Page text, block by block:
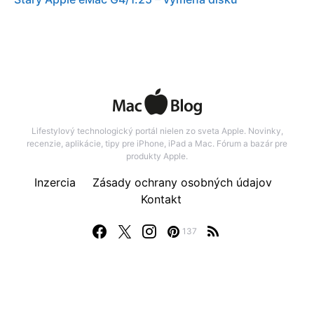
Lifestylový technologický portál nielen zo sveta Apple. Novinky,
recenzie, aplikácie, tipy pre iPhone, iPad a Mac. Fórum a bazár pre
produkty Apple.
137
Inzercia
Zásady ochrany osobných údajov
Kontakt